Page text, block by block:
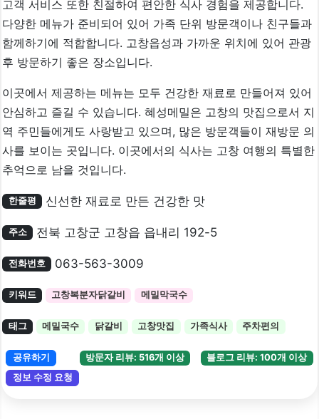
고객 서비스 또한 친절하여 편안한 식사 경험을 제공합니다.
다양한 메뉴가 준비되어 있어 가족 단위 방문객이나 친구들과
함께하기에 적합합니다. 고창읍성과 가까운 위치에 있어 관광
후 방문하기 좋은 장소입니다.
이곳에서 제공하는 메뉴는 모두 건강한 재료로 만들어져 있어
안심하고 즐길 수 있습니다. 혜성메밀은 고창의 맛집으로서 지
역 주민들에게도 사랑받고 있으며, 많은 방문객들이 재방문 의
사를 보이는 곳입니다. 이곳에서의 식사는 고창 여행의 특별한
추억으로 남을 것입니다.
한줄평 신선한 재료로 만든 건강한 맛
주소 전북 고창군 고창읍 읍내리 192-5
전화번호 063-563-3009
키워드 고창복분자닭갈비 메밀막국수
태그 메밀국수 닭갈비 고창맛집 가족식사 주차편의
블로그 리뷰: 100개 이상
방문자 리뷰: 516개 이상
공유하기
정보 수정 요청